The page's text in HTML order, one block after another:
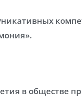
в обществе